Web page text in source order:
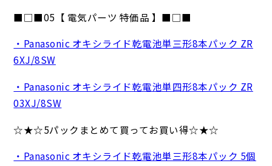
■□■05【 電気パーツ 特価品 】■□■
・Panasonic オキシライド乾電池単三形8本パック ZR
6XJ/8SW
・Panasonic オキシライド乾電池単四形8本パック ZR
03XJ/8SW
☆★☆5パックまとめて買ってお買い得☆★☆
・Panasonic オキシライド乾電池単三形8本パック 5個